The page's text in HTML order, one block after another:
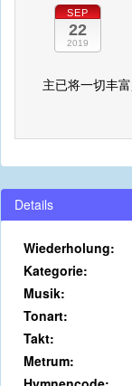
SEP
22
2019
主已将一切丰
Details
Wiederholung:
Kategorie:
Musik:
Tonart:
Takt:
Metrum: